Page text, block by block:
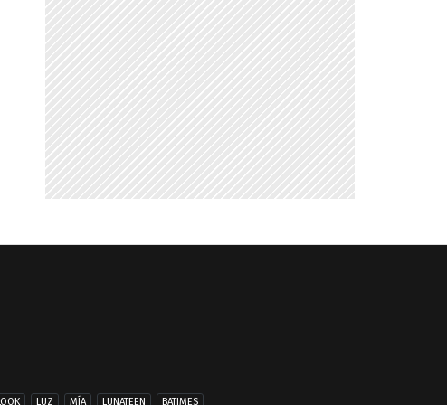
LUZ MÍA LUNATEEN BATIMES